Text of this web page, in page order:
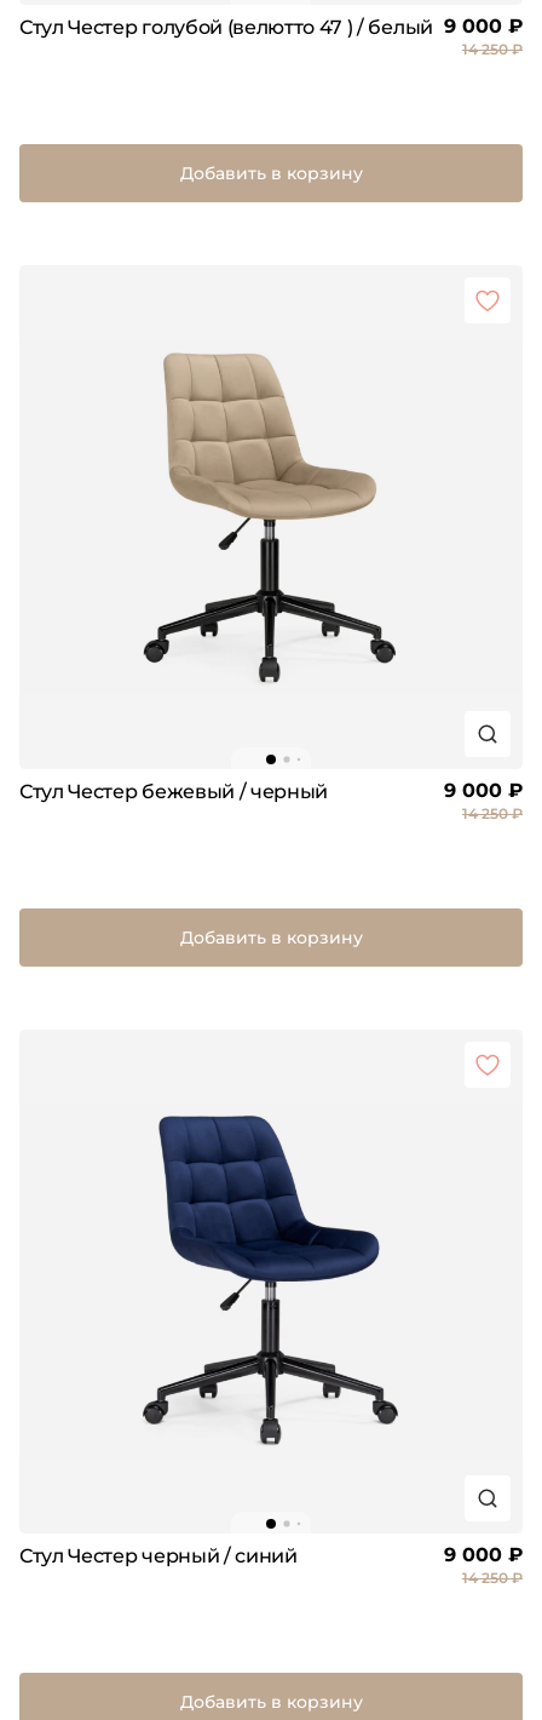
Стул Честер голубой (велютто 47 ) / белый 9 000 ₽
14 250 ₽
Добавить в корзину
Стул Честер бежевый / черный 9 000 ₽
14 250 ₽
Добавить в корзину
Стул Честер черный / синий 9 000 ₽
14 250 ₽
Добавить в корзину